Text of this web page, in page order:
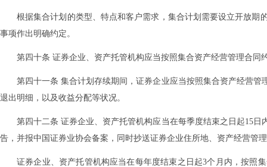
根据集合计划的类型、特点和客户需求，集合计划需要设立开放
事项作出明确约定。
第四十条 证券企业、资产托管机构应当按照集合资产经营管理合
第四十一条 集合计划存续期间，证券企业应当按照集合资产经营
退出明细，以及收益分配等状况。
第四十二条 证券企业、资产托管机构应当在每季度结束之日起15
告，并报中国证券业协会备案，同时抄送证券企业住所地、资产经营管
证券企业、资产托管机构应当在每年度结束之日起3个月内，按照